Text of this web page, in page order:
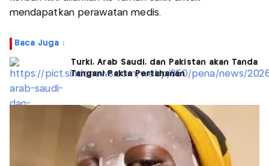
mendapatkan perawatan medis.
Baca Juga :
Turki, Arab Saudi, dan Pakistan akan Tanda
Tangani Pakta Pertahanan